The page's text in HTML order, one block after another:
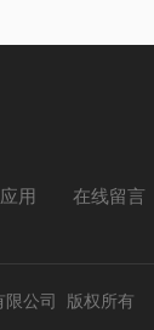
用 在线留言
限公司 版权所有